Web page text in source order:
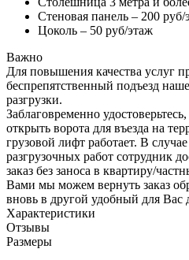
Стеновая панель – 200 руб/
Цоколь – 50 руб/этаж
Важно
Для повышения качества услуг
беспрепятственный подъезд
разгрузки.
Заблаговременно
открыть ворота для въезда на
грузовой лифт работает. В
разгрузочных работ сотрудник
заказ без заноса в квартиру/
Вами мы можем вернуть заказ
вновь в другой удобный для Вас
Характеристики
Отзывы
Размеры